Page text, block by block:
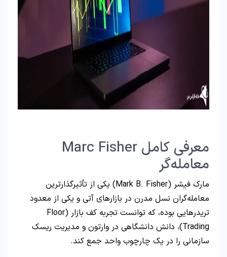
معرفی کامل Marc Fisher
معامله‌گر
مارک فیشر (Mark B. Fisher) یکی از تأثیرگذارترین
معامله‌گران نسل مدرن در بازارهای آتی و یکی از معدود
تریدرهایی بوده، که توانست تجربه کف بازار (Floor
Trading)، دانش دانشگاهی در وارتون و مدیریت ریسک
سازمانی را در یک چارچوب واحد جمع کند.